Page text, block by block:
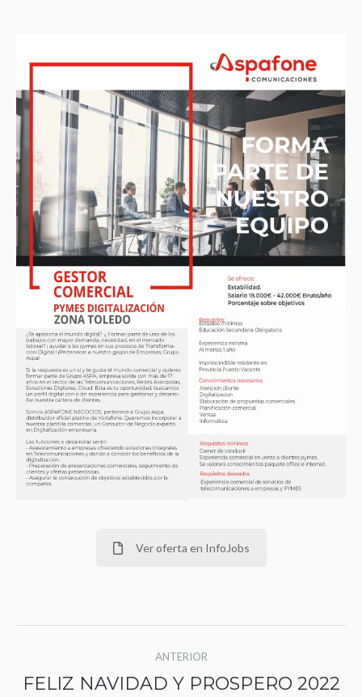
Ver oferta en InfoJobs
entre
ANTERIOR
Publicación
FELIZ NAVIDAD Y PROSPERO 2022